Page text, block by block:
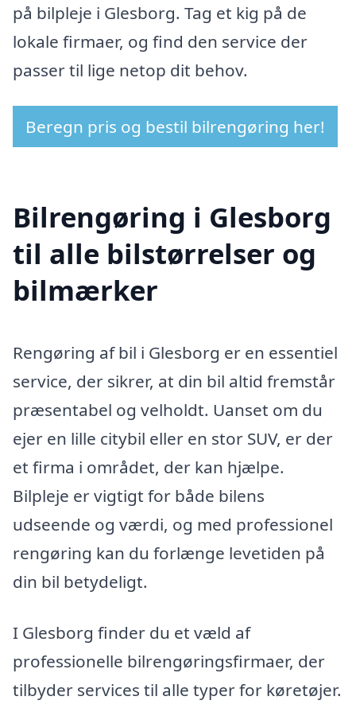
på bilpleje i Glesborg. Tag et kig på de
lokale firmaer, og find den service der
passer til lige netop dit behov.
Beregn pris og bestil bilrengøring her!
Bilrengøring i Glesborg
til alle bilstørrelser og
bilmærker
Rengøring af bil i Glesborg er en essentiel
service, der sikrer, at din bil altid fremstår
præsentabel og velholdt. Uanset om du
ejer en lille citybil eller en stor SUV, er der
et firma i området, der kan hjælpe.
Bilpleje er vigtigt for både bilens
udseende og værdi, og med professionel
rengøring kan du forlænge levetiden på
din bil betydeligt.
I Glesborg finder du et væld af
professionelle bilrengøringsfirmaer, der
tilbyder services til alle typer for køretøjer.